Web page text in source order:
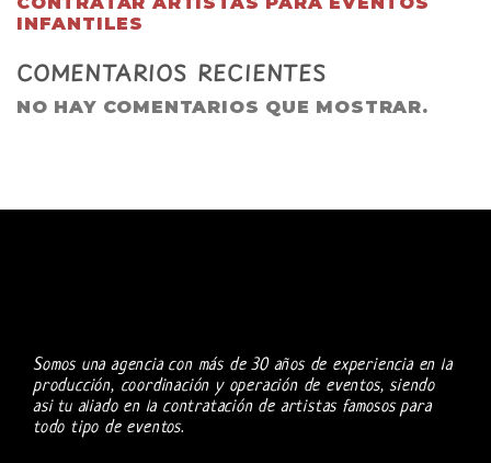
INFANTILES
COMENTARIOS RECIENTES
NO HAY COMENTARIOS QUE MOSTRAR.
Somos una agencia con más de 30 años de experiencia en la
producción, coordinación y operación de eventos, siendo
asi tu aliado en la contratación de artistas famosos para
todo tipo de eventos.